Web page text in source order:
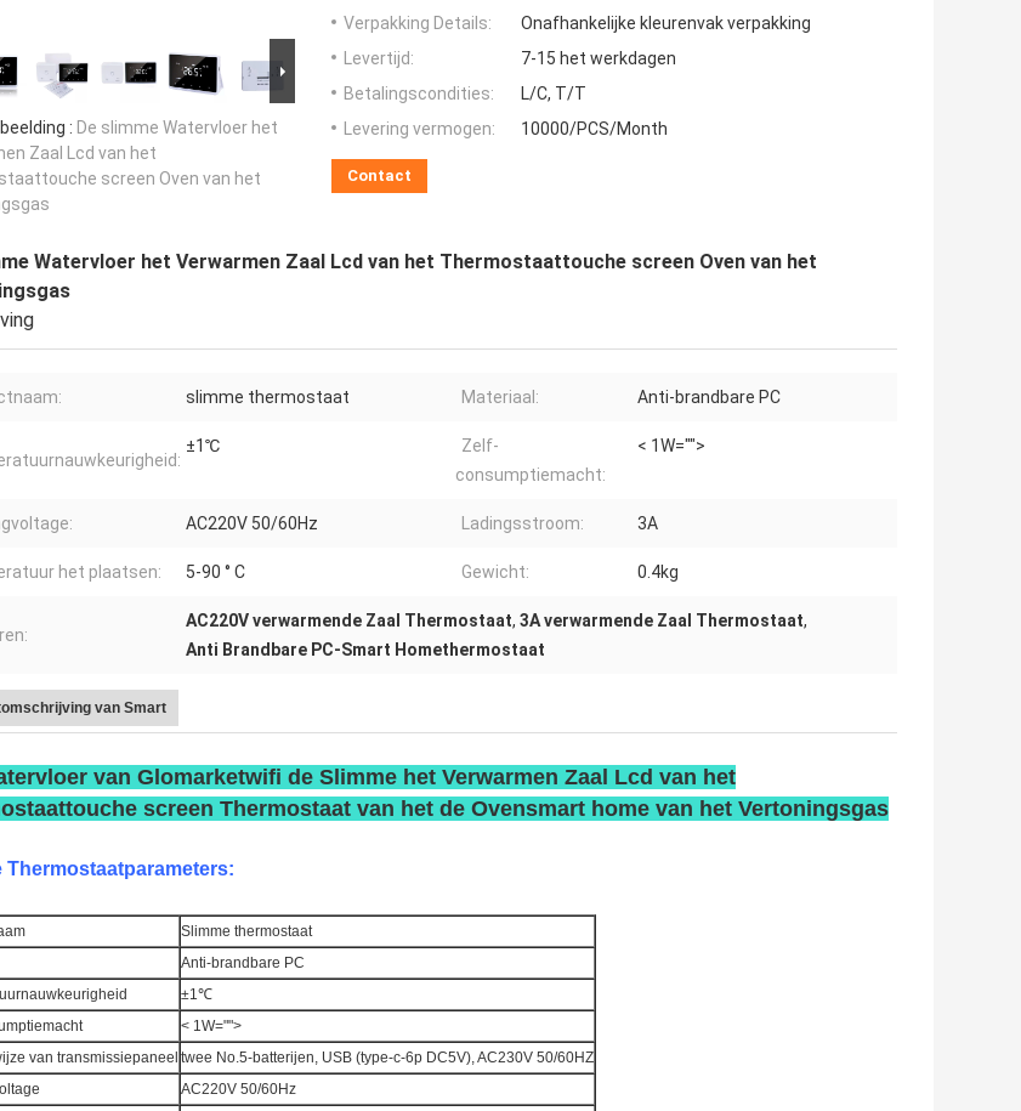
: De slimme Watervloer het
Zaal Lcd van het
screen Oven van het
Verpakking Details:
Onafhankelijke kleurenvak verpakking
Levertijd:
7-15 het werkdagen
Betalingscondities:
L/C, T/T
Levering vermogen:
10000/PCS/Month
Contact
Watervloer het Verwarmen Zaal Lcd van het Thermostaattouche screen Oven van het
slimme thermostaat Materiaal: Anti-brandbare PC
±1℃
Zelf-
consumptiemacht:
< 1W="">
AC220V 50/60Hz Ladingsstroom: 3A
het plaatsen: 5-90 ° C Gewicht: 0.4kg
AC220V verwarmende Zaal Thermostaat, 3A verwarmende Zaal Thermostaat,
Anti Brandbare PC-Smart Homethermostaat
van Smart
van Glomarketwifi de Slimme het Verwarmen Zaal Lcd van het
screen Thermostaat van het de Ovensmart home van het Vertoningsgas
Thermostaatparameters:
Slimme thermostaat
Anti-brandbare PC
±1℃
< 1W="">
van transmissiepaneel twee No.5-batterijen, USB (type-c-6p DC5V), AC230V 50/60HZ
AC220V 50/60Hz